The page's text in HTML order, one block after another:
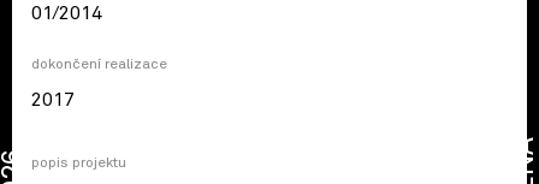
01/2014
dokončení realizace
2017
popis projektu